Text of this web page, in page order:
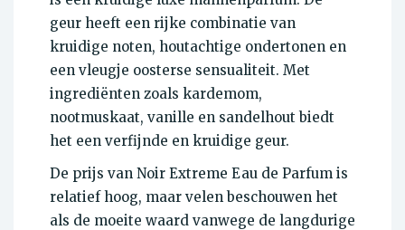
geur heeft een rijke combinatie van
kruidige noten, houtachtige ondertonen en
een vleugje oosterse sensualiteit. Met
ingrediënten zoals kardemom,
nootmuskaat, vanille en sandelhout biedt
het een verfijnde en kruidige geur.
De prijs van Noir Extreme Eau de Parfum is
relatief hoog, maar velen beschouwen het
als de moeite waard vanwege de langdurige